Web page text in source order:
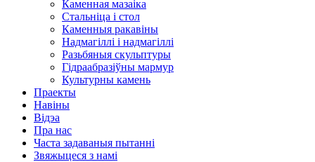
Каменная мазаіка
Стальніца і стол
Каменныя ракавіны
Надмагіллі і надмагіллі
Разьбяныя скульптуры
Гідраабразіўны мармур
Культурны камень
Праекты
Навіны
Відэа
Пра нас
Часта задаваныя пытанні
Звяжыцеся з намі